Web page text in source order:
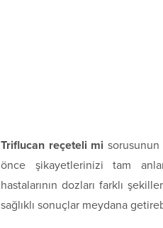
Triflucan reçeteli mi
önce şikayetlerinizi tam
hastalarının dozları farklı
sağlıklı sonuçlar meydana